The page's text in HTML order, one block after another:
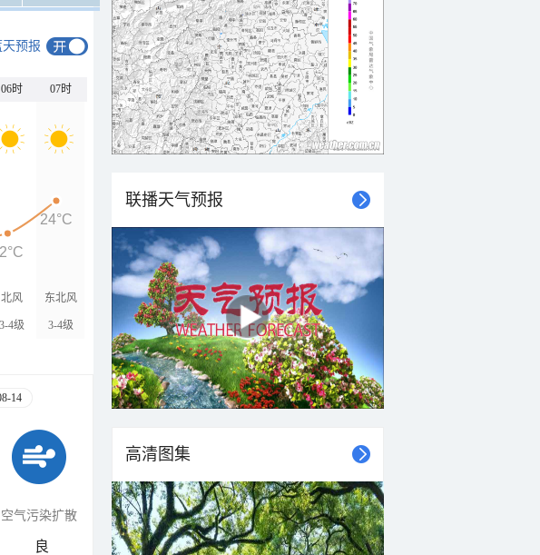
天预报
06时 07时
北风
3-4级
东北风
3-4级
24°C
14
空气污染扩散
良
联播天气预报
高清图集